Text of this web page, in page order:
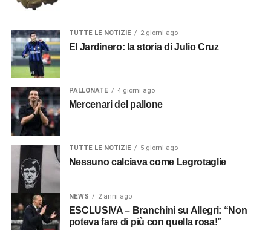
TUTTE LE NOTIZIE 2 giorni ago
El Jardinero: la storia di Julio Cruz
PALLONATE 4 giorni ago
Mercenari del pallone
TUTTE LE NOTIZIE 5 giorni ago
Nessuno calciava come Legrotaglie
NEWS 2 anni ago
ESCLUSIVA – Branchini su Allegri: “Non
poteva fare di più con quella rosa!”